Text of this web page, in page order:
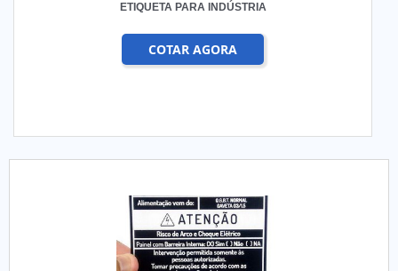
ETIQUETA PARA INDÚSTRIA
COTAR AGORA